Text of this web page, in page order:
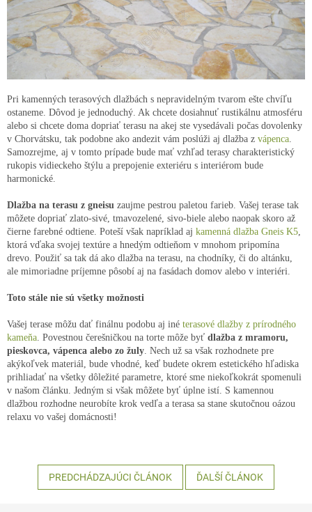
Pri kamenných terasových dlažbách s nepravidelným tvarom ešte chvíľu
ostaneme. Dôvod je jednoduchý. Ak chcete dosiahnuť rustikálnu atmosféru
alebo si chcete doma dopriať terasu na akej ste vysedávali počas dovolenky
v Chorvátsku, tak podobne ako andezit vám poslúži aj dlažba z vápenca
Samozrejme, aj v tomto prípade bude mať vzhľad terasy charakteristický
rukopis vidieckeho štýlu a prepojenie exteriéru s interiérom bude
harmonické.
Dlažba na terasu z gneisu zaujme pestrou paletou farieb. Vašej terase tak
môžete dopriať zlato-sivé, tmavozelené, sivo-biele alebo naopak skoro až
čierne farebné odtiene. Poteší však napríklad aj kamenná dlažba Gneis K5
ktorá vďaka svojej textúre a hnedým odtieňom v mnohom pripomína
drevo. Použiť sa tak dá ako dlažba na terasu, na chodníky, či do altánku,
ale mimoriadne príjemne pôsobí aj na fasádach domov alebo v interiéri.
Toto stále nie sú všetky možnosti
Vašej terase môžu dať finálnu podobu aj iné terasové dlažby z prírodného
kameňa . Povestnou čerešničkou na torte môže byť dlažba z mramoru,
pieskovca, vápenca alebo zo žuly . Nech už sa však rozhodnete pre
akýkoľvek materiál, bude vhodné, keď budete okrem estetického hľadiska
prihliadať na všetky dôležité parametre, ktoré sme niekoľkokrát spomenuli
v našom článku. Jedným si však môžete byť úplne istí. S kamennou
dlažbou rozhodne neurobíte krok vedľa a terasa sa stane skutočnou oázou
relaxu vo vašej domácnosti!
PREDCHÁDZAJÚCI ČLÁNOK ĎALŠÍ ČLÁNOK